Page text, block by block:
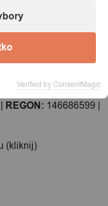
(zgodnie
Adres:ul. Odkryta 37/9,
REGON: 146686599 |
(kliknij)
Verified by ConsentMagic